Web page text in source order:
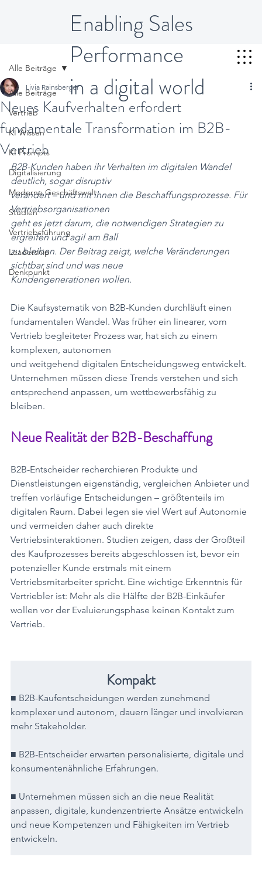
Enabling Sales
Performance
in a digital world
Alle Beiträge
Vertrieb
KI Wissen
KI Prompts
Digitalisierung
Moderne Geschäftswelt
Studien
Vertriebsführung
Leadership
Denkpunkt
Alle Beiträge
Neues Kaufverhalten erfordert
fundamentale Transformation im B2B-
Vertrieb
Livia Rainsberger
B2B-Kunden haben ihr Verhalten im digitalen Wandel
deutlich, sogar disruptiv
verändert – und mit ihnen die Beschaffungsprozesse. Für
Vertriebsorganisationen
geht es jetzt darum, die notwendigen Strategien zu
ergreifen und agil am Ball
zu bleiben. Der Beitrag zeigt, welche Veränderungen
sichtbar sind und was neue
Kundengenerationen wollen.
Die Kaufsystematik von B2B-Kunden durchläuft einen
fundamentalen Wandel. Was früher ein linearer, vom
Vertrieb begleiteter Prozess war, hat sich zu einem
komplexen, autonomen
und weitgehend digitalen Entscheidungsweg entwickelt.
Unternehmen müssen diese Trends verstehen und sich
entsprechend anpassen, um wettbewerbsfähig zu
bleiben.
Neue Realität der B2B-Beschaffung
B2B-Entscheider recherchieren Produkte und
Dienstleistungen eigenständig, vergleichen Anbieter und
treffen vorläufige Entscheidungen – größtenteils im
digitalen Raum. Dabei legen sie viel Wert auf Autonomie
und vermeiden daher auch direkte
Vertriebsinteraktionen. Studien zeigen, dass der Großteil
des Kaufprozesses bereits abgeschlossen ist, bevor ein
potenzieller Kunde erstmals mit einem
Vertriebsmitarbeiter spricht. Eine wichtige Erkenntnis für
Vertriebler ist: Mehr als die Hälfte der B2B-Einkäufer
wollen vor der Evaluierungsphase keinen Kontakt zum
Vertrieb.
Kompakt
■ B2B-Kaufentscheidungen werden zunehmend
komplexer und autonom, dauern länger und involvieren
mehr Stakeholder.
■ B2B-Entscheider erwarten personalisierte, digitale und
konsumentenähnliche Erfahrungen.
■ Unternehmen müssen sich an die neue Realität
anpassen, digitale, kundenzentrierte Ansätze entwickeln
und neue Kompetenzen und Fähigkeiten im Vertrieb
entwickeln.